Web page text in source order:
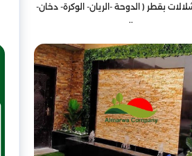
بقطر ( الدوحة -الريان- الوكرة- دخان-
..